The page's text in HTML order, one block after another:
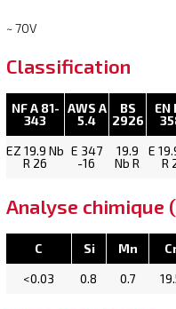
~ 70V
Classification
NF A 81-
343
AWS A
5.4
BS
2926
EN
EZ 19.9 Nb
R 26
E 347
-16
19.9
Nb R
E
R
Analyse chimique
C Si Mn
<0.03
0.8 0.7